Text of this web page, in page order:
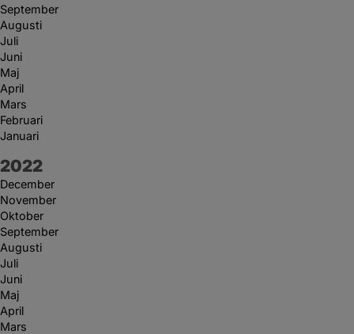
September
Augusti
Juli
Juni
Maj
April
Mars
Februari
Januari
År:
2022
December
November
Oktober
September
Augusti
Juli
Juni
Maj
April
Mars